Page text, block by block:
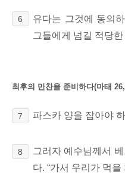
6
유다는 그것에 동의
그들에게 넘길 적당
최후의 만찬을 준비하다(마태
7 파스카 양을 잡아야
8 그러자 예수님께서
다. “가서 우리가 먹